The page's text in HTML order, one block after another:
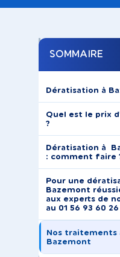
SOMMAIRE
Dératisation à
Quel est le prix
?
Dératisation à
: comment faire
Pour une
Bazemont
aux experts de
au 01 56 93 60 26
Nos traitements
Bazemont